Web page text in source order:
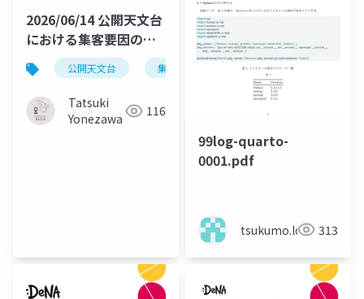
2026/06/14 公開天文台
における集客要因の予
備的考察 ―みさと天
文台とさじアストロパ
ークの来館者数動態の
比較―
公開天文台 集客分析 天候要因
Tatsuki
Yonezawa
116
99log-quarto-
0001.pdf
tsukumo.log 313